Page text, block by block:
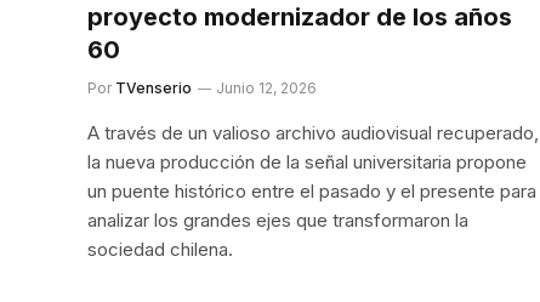
proyecto modernizador de los años
60
Por TVenserio Junio 12, 2026
A través de un valioso archivo audiovisual recuperado,
la nueva producción de la señal universitaria propone
un puente histórico entre el pasado y el presente para
analizar los grandes ejes que transformaron la
sociedad chilena.